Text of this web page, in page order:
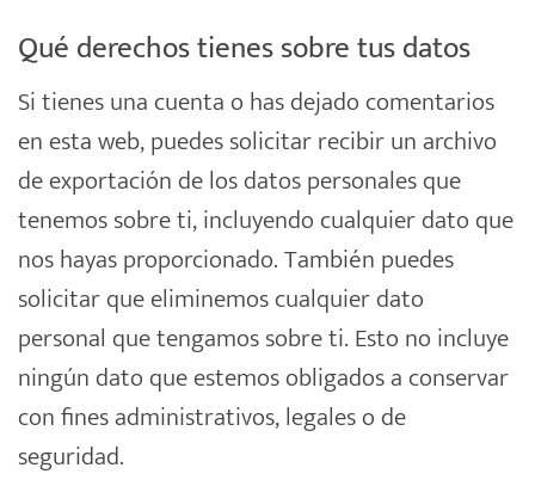
Qué derechos tienes sobre tus datos
Si tienes una cuenta o has dejado comentarios
en esta web, puedes solicitar recibir un archivo
de exportación de los datos personales que
tenemos sobre ti, incluyendo cualquier dato que
nos hayas proporcionado. También puedes
solicitar que eliminemos cualquier dato
personal que tengamos sobre ti. Esto no incluye
ningún dato que estemos obligados a conservar
con fines administrativos, legales o de
seguridad.